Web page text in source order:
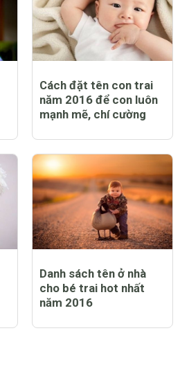
Cách đặt tên con trai
năm 2016 để con luôn
mạnh mẽ, chí cường
Danh sách tên ở nhà
cho bé trai hot nhất
năm 2016